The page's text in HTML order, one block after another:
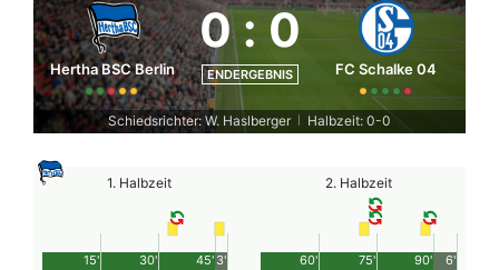
Hertha BSC Berlin
0: 0
ENDERGEBNIS FC Schalke 04
Schiedsrichter: W. Haslberger Halbzeit: 0-0
1. Halbzeit
45'
15' 30' 3'
2. Halbzeit
90'
60' 75' 6'